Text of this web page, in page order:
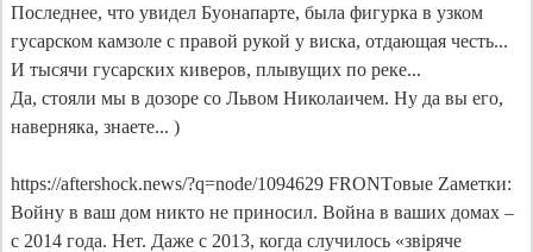
Последнее, что увидел Буонапарте, была фигурка в узком
гусарском камзоле с правой рукой у виска, отдающая честь...
И тысячи гусарских киверов, плывущих по реке...
Да, стояли мы в дозоре со Львом Николаичем. Ну да вы его,
наверняка, знаете... )
https://aftershock.news/?q=node/1094629 FRONTовые Zаметки:
Войну в ваш дом никто не приносил. Война в ваших домах –
с 2014 года. Нет. Даже с 2013, когда случилось «звіряче